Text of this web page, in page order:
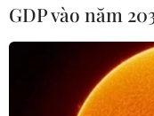
GDP vào năm